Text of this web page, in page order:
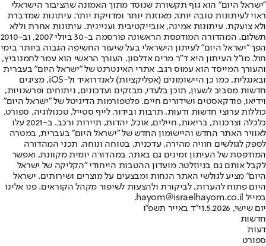
"ישראל היום" הוא גוף תקשורת שנוסד מתוך האמונה שהציבור הישראלי
ראוי לעיתונות טובה יותר, מאוזנת יותר ומדויקת יותר. עיתונות שמדברת
ולא צועקת. עיתונות אמינה, אובייקטיבית ועניינית. עיתונות אחרת וללא
תשלום. המהדורה המודפסת הראשונה פורסמה ב-30 ביולי 2007, וב-2010
הפך "ישראל היום" לעיתון הישראלי בעל שיעור החשיפה הגבוה ביותר בימי
חול. מו"ל העיתון היא ד"ר מרים אדלסון. העורך הראשי הוא עמר לחמנוביץ,
והעורך המייסד הוא עמוס רגב. אתרי האינטרנט של "ישראל היום" בעברית
ובאנגלית, כמו כן היישומונים (אפליקציות) לאנדרואיד ול-iOS, מציגים
חדשות מסביב לשעון, תוכן בלעדי, מבזקים ועדכונים, ניתוחים ופרשנויות,
וידיאו, פודקאסטים ושידורים חיים. פלטפורמות הדיגיטל של "ישראל היום"
כוללות ערוצי חדשות ודעות, תרבות ובידור, לייף סטייל, טכנולוגיה, ספורט,
כלכלה וצרכנות, בריאות, חיילים, אוכל, יהדות, תיירות ורכב. ב-2021 עלו
לאוויר האתר החדש והיישומון החדש של "ישראל היום" בעברית, במטרה
לספק לגולשים חוויה מהירה, עדכנית, בטוחה ונוחה. תכני המהדורה
המודפסת של העיתון זמינים גם באתר, במהדורה יומית מקוונת, ואפשר
לקבל אותם גם בניוזלטר. מועדון ההטבות הייחודי "הקליקה של ישראל
היום" מציע לגולשי האתר הנחות ומבצעים על מוצרים ושירותים. ישראל
היום פתוח להערות, לביקורת ולהצעות לשיפור מקהל הקוראים. פנו אלינו
במייל hayom@israelhayom.co.il.
יום שישי, 1.5.2026
י"ד באייר תשפ"ו
חדשות
דעות
ספורט